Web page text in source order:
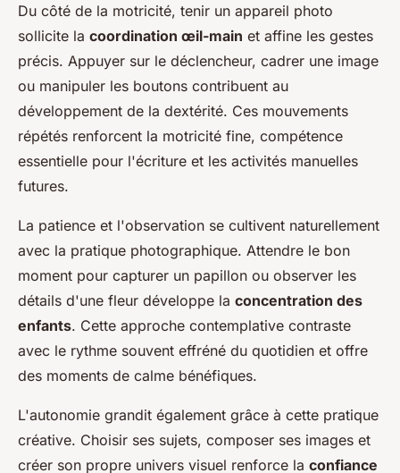
Du côté de la motricité, tenir un appareil photo
sollicite la coordination œil-main et affine les gestes
précis. Appuyer sur le déclencheur, cadrer une image
ou manipuler les boutons contribuent au
développement de la dextérité. Ces mouvements
répétés renforcent la motricité fine, compétence
essentielle pour l'écriture et les activités manuelles
futures.
La patience et l'observation se cultivent naturellement
avec la pratique photographique. Attendre le bon
moment pour capturer un papillon ou observer les
détails d'une fleur développe la concentration des
enfants. Cette approche contemplative contraste
avec le rythme souvent effréné du quotidien et offre
des moments de calme bénéfiques.
L'autonomie grandit également grâce à cette pratique
créative. Choisir ses sujets, composer ses images et
créer son propre univers visuel renforce la confiance